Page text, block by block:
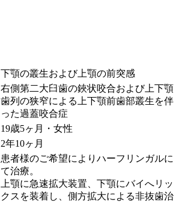
下顎の叢生および上顎の前突感
右側第二大臼歯の鋏状咬合および上下顎
歯列の狭窄による上下顎前歯部叢生を伴
った過蓋咬合症
19歳5ヶ月・女性
2年10ヶ月
患者様のご希望によりハーフリンガルに
て治療。
上顎に急速拡大装置、下顎にバイへリッ
クスを装着し、側方拡大による非抜歯治